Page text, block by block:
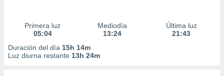
Primera luz
05:04
Mediodía
13:24
Última luz
21:43
Duración del día 15h 14m
Luz diurna restante 13h 24m